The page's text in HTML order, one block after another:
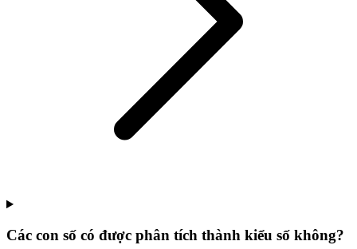
Các con số có được phân tích thành kiểu số không?